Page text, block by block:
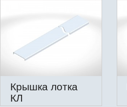
Крышка лотка
КЛ